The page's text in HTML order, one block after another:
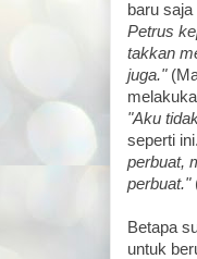
baru
Petrus
takkan
juga."
"Aku
seperti ini.
perbuat,
perbuat."
Betapa
untuk